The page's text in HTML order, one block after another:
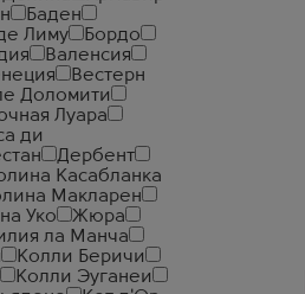
Баден
Лиму
Бордо
Валенсия
Вестерн
Доломити
Луара
ди
Дербент
Касабланка
Макларен
Уко
Жюра
ла Манча
Колли Беричи
Колли Эуганеи